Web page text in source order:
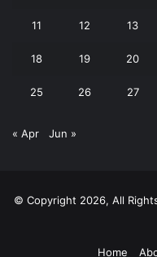
11 12 13
18 19 20
25 26 27
« Apr Jun »
© Copyright 2026, All
Home